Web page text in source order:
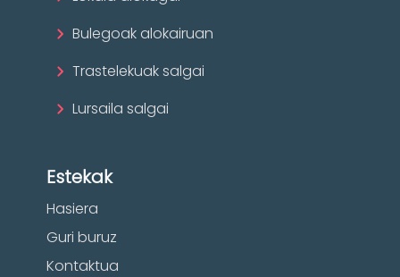
Bulegoak alokairuan
Trastelekuak salgai
Lursaila salgai
Estekak
Hasiera
Guri buruz
Kontaktua